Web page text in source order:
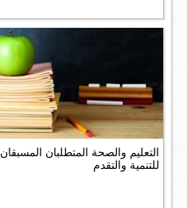
التعليم والصحة المتطلبان المسبقان
للتنمية والتقدم